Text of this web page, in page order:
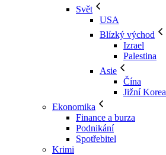
Svět
USA
Blízký východ
Izrael
Palestina
Asie
Čína
Jižní Korea
Ekonomika
Finance a burza
Podnikání
Spotřebitel
Krimi